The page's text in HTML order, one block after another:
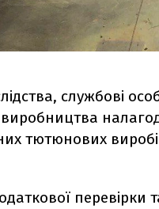
службові
тютюнових
перевірки